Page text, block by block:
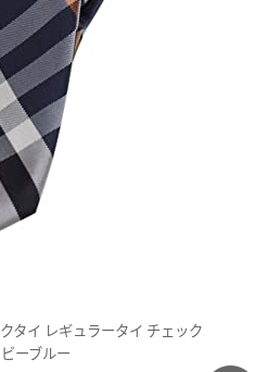
タイ レギュラータイ チェック
ーブルー